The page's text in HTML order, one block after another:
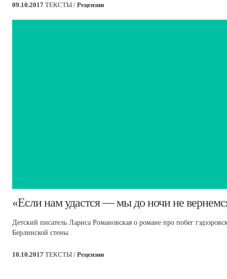
09.10.2017 ТЕКСТЫ / Рецензии
​«Если нам удастся — мы до ночи не
Детский писатель Лариса Романовская о романе про побег
Берлинской стены.
10.10.2017 ТЕКСТЫ / Рецензии